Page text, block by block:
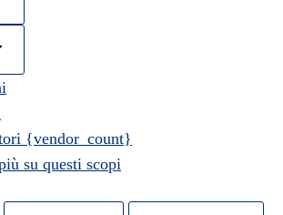
{vendor_count}
su questi scopi